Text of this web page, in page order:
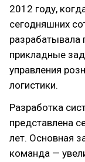
2012 году,
сегодняшних
разрабатывала
прикладные
управления
логистики.
Разработка
представлена
лет. Основная
команда —